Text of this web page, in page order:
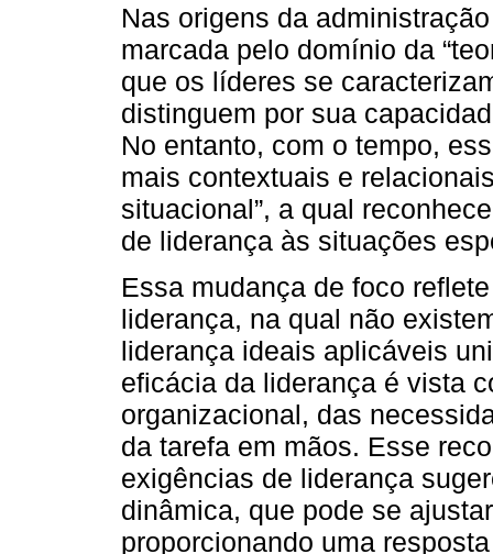
Nas origens da
marcada pelo domínio da
que os líderes se
distinguem por sua
No entanto, com o tempo,
mais contextuais e
situacional”, a qual
de liderança às situações
Essa mudança de foco
liderança, na qual não
liderança ideais aplicáveis
eficácia da liderança é vista
organizacional, das
da tarefa em mãos. Esse
exigências de liderança
dinâmica, que pode se
proporcionando uma